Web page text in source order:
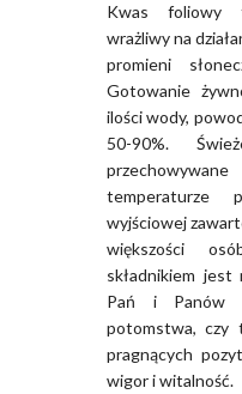
Kwas foliowy
wrażliwy na
promieni
Gotowanie
ilości wody,
50-90%.
temperaturze
wyjściowej
większości
składnikiem jest
Pań i Panów
potomstwa, czy
pragnących
wigor i witalność.